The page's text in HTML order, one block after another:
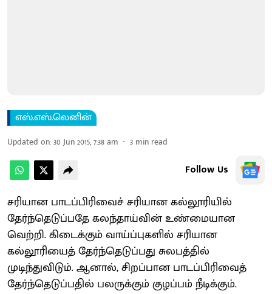
எஸ்.எஸ்.லெனின்
Updated on:30 Jun 2015, 7:38 am 3 min read
Follow Us
சரியான பாடப்பிரிவைச் சரியான கல்லூரியில்
தேர்ந்தெடுப்பதே கலந்தாய்வின் உண்மையான
வெற்றி. கிடைக்கும் வாய்ப்புகளில் சரியான
கல்லூரியைத் தேர்ந்தெடுப்பது சுலபத்தில்
முடிந்துவிடும். ஆனால், சிறப்பான பாடப்பிரிவைத்
தேர்ந்தெடுப்பதில் பலருக்கும் குழப்பம் நீடிக்கும்.